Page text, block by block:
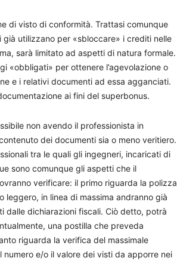
di visto di conformità. Trattasi comunque
utilizzano per «sbloccare» i crediti nelle
sarà limitato ad aspetti di natura formale.
«obbligati» per ottenere l’agevolazione o
e i relativi documenti ad essa agganciati.
ai fini del superbonus.
non avendo il professionista in
dei documenti sia o meno veritiero.
tra le quali gli ingegneri, incaricati di
sono comunque gli aspetti che il
verificare: il primo riguarda la polizza
leggero, in linea di massima andranno già
dalle dichiarazioni fiscali. Ciò detto, potrà
una postilla che preveda
riguarda la verifica del massimale
e/o il valore dei visti da apporre nei